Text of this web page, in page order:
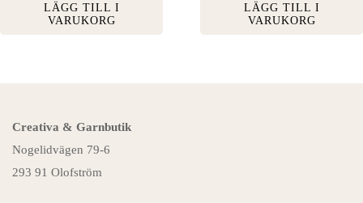
LÄGG TILL I
VARUKORG
LÄGG TILL I
VARUKORG
Creativa & Garnbutik
Nogelidvägen 79-6
293 91 Olofström